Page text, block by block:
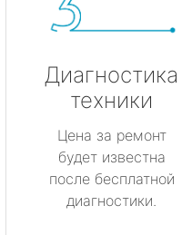
Диагностика
техники
Цена за ремонт
будет известна
после бесплатной
диагностики.